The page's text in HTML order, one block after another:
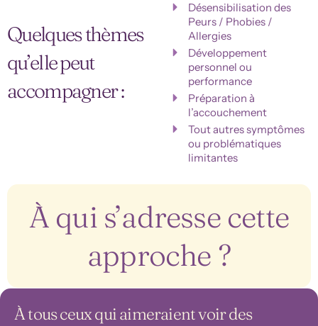
Quelques thèmes
qu’elle peut
accompagner :
Désensibilisation des
Peurs / Phobies /
Allergies
Développement
personnel ou
performance
Préparation à
l’accouchement
Tout autres symptômes
ou problématiques
limitantes
À qui s’adresse cette
approche ?
À tous ceux qui aimeraient voir des